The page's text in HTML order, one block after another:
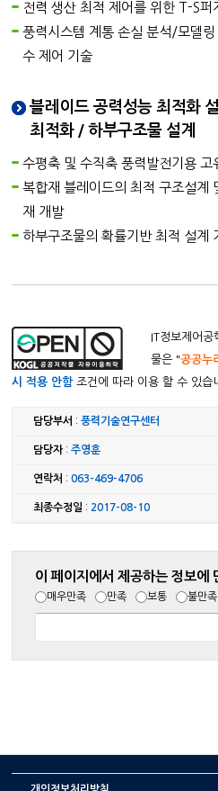
전력 생산 최적 제어를 위한 T-S
풍력시스템 계통 손실 분석/모델
수 제어 기술
블레이드 공력성능 최적화
최적화 / 하부구조물 설계
수평축 및 수직축 풍력발전기용 고
복합재 블레이드의 최적 구조설
재 개발
하부구조물의 확률기반 최적 설계
IT정보제어
물은 "공공누
시 적용 안함조건에 따라 이용 할 수 있습
담당부서 :풍력기술연구센터
담당자:주영훈
연락처 :063-469-4706
최종수정일 : 2017-08-10
이 페이지에서 제공하는 정보에
매우만족 만족 보통 불만족